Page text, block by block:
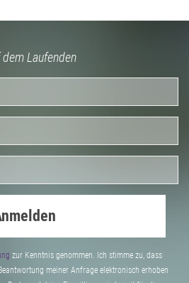
Laufenden
zur Kenntnis genommen. Ich stimme zu, dass
meiner Anfrage elektronisch erhoben